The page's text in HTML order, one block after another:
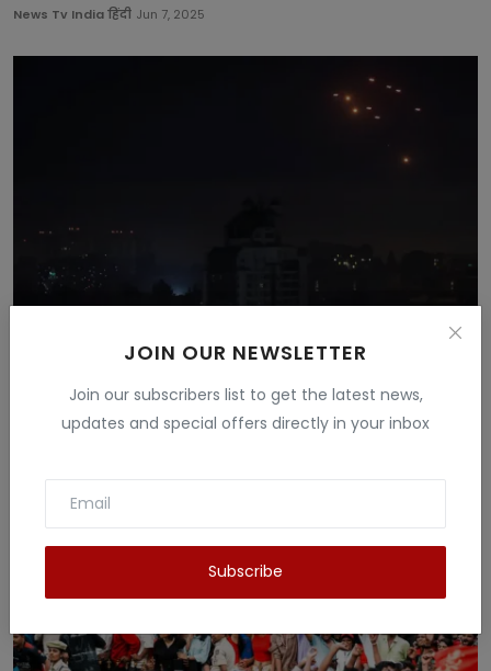
JOIN OUR NEWSLETTER
Join our subscribers list to get the latest news,
updates and special offers directly in your inbox
Subscribe
News Tv India हिंदी Jun 7, 2025
यूक्रेन पर रूस का अब तक का सबसे बड़ा ड्रोन हमला, एक
News Tv India हिंदी Jun 12, 2025